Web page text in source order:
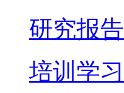
研究报告
培训学习